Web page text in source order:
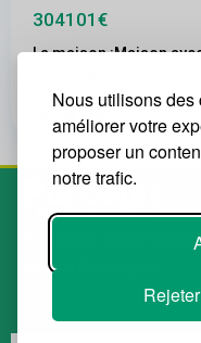
Nous utilisons des
améliorer votre
proposer un
notre trafic.
304101€
La maison :Maison
2
Spécialiste des terrains à
terrains de la région.